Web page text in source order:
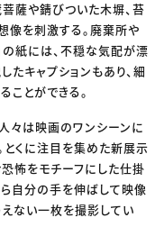
薩や錆びついた木塀、苔
像を刺激する。廃棄所や
の紙には、不穏な気配が漂
キャプションもあり、細
とができる。
々は映画のワンシーンに
とくに注目を集めた新展示
怖をモチーフにした仕掛
自分の手を伸ばして映像
ない一枚を撮影してい